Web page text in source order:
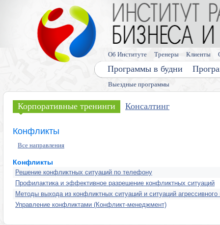
Выездные программы
Программы в будни
Об Институте Тренеры Клиенты
Корпоративные тренинги Консалтинг
Конфликты
Все направления
Конфликты
Решение конфликтных ситуаций по телефону
Профилактика и эффективное разрешение конфликтных ситуаций
Методы выхода из конфликтных ситуаций и ситуаций агрессивного
Управление конфликтами (Конфликт-менеджмент)